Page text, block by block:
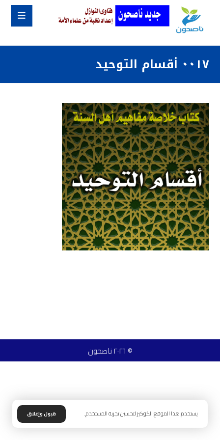
٠٠١٧ أقسام التوحيد
© ٢٠٢٦ ناصحون
يستخدم هذا الموقع الكوكيز لتحسين تجربة المستخدم. قبول وإغلاق